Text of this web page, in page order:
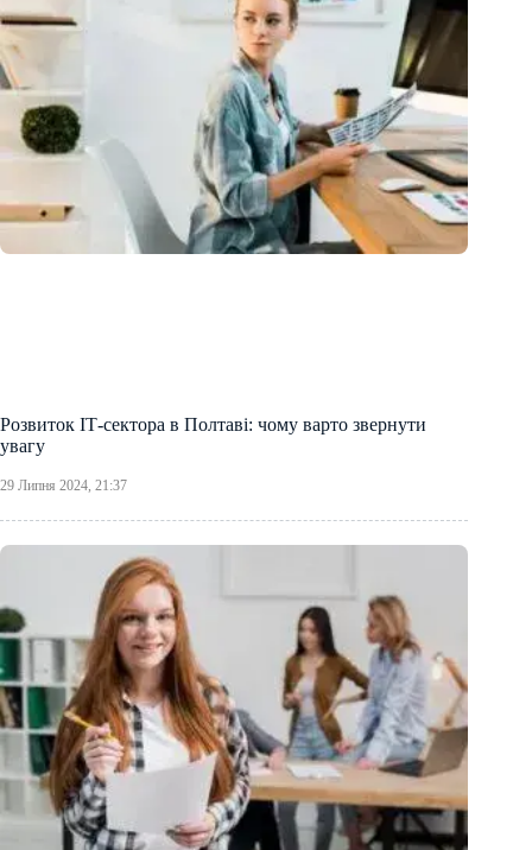
Розвиток ІТ-сектора в Полтаві: чому варто звернути
увагу
29 Липня 2024, 21:37